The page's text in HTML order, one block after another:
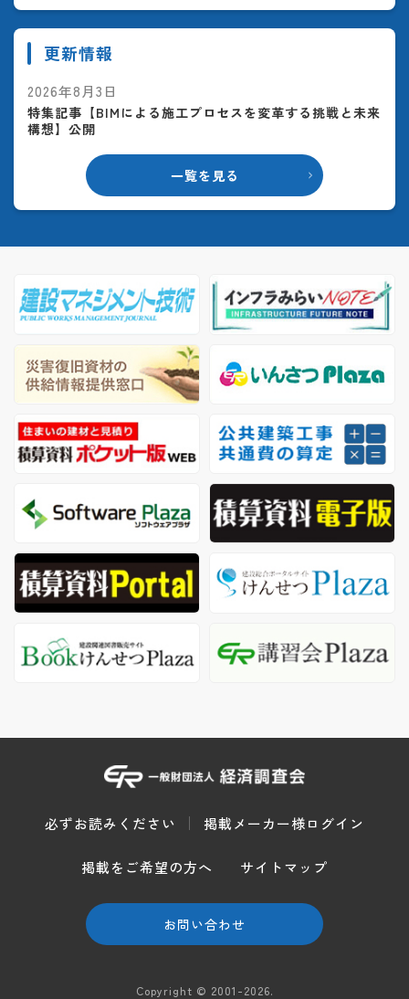
更新情報
一覧を見る
2026年8月3日
特集記事【BIMによる施工プロセスを変革する挑戦と未来
構想】公開
必ずお読みください 掲載メーカー様ログイン
掲載をご希望の方へ サイトマップ
お問い合わせ
Copyright © 2001-2026.